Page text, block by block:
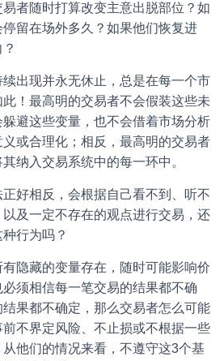
者随时打算改变主意出脱部位？如
留在场外多久？如果他们恢复进
出现并永无休止，总是在每一个市
！最高明的交易者不会假装这些未
避这些变量，也不会借着市场分析
或合理化；相反，最高明的交易者
纳入交易系统中的每一环中。
好相反，会根据自己看不到、听不
及一定不存在的观点进行交易，还
行为吗？
隐藏的变量存在，随时可能影响价
须相信每一笔交易的结果都不确
果都不确定，那么交易者怎么可能
不界定风险、不止损或不根据一些
他们的情况来看，不遵守这3个基